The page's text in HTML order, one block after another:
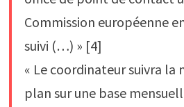
Commission européenne
suivi (…) » [4]
« Le coordinateur suivra la
plan sur une base